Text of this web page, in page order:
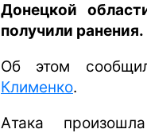
Донецкой
получили ранения.
Об этом
Клименко.
Атака